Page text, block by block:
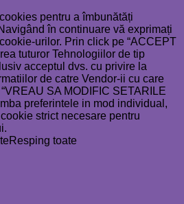
pentru a îmbunătăți
în continuare vă exprimați
urilor. Prin click pe “ACCEPT
tuturor Tehnologiilor de tip
acceptul dvs. cu privire la
de catre Vendor-ii cu care
SA MODIFIC SETARILE
preferintele in mod individual,
strict necesare pentru
Resping toate